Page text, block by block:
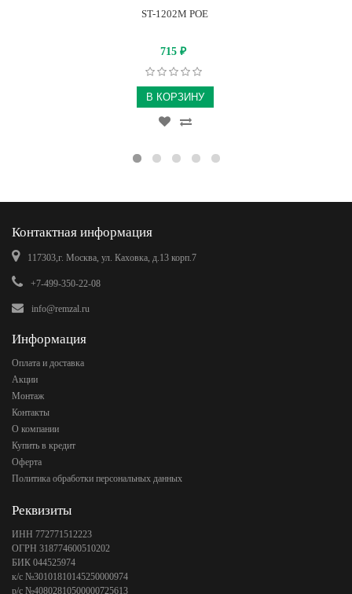
ST-1202M POE
715 ₽
В КОРЗИНУ
Контактная информация
117303,г. Москва, ул. Каховка, д.13 корп.7
+7-499-350-22-08
info@remzal.ru
Информация
Оплата и доставка
Акции
Монтаж
Контакты
О компании
Купить в кредит
Оферта
Политика обработки персональных данных
Реквизиты
ИНН 772771512223
ОГРН 318774600510202
БИК 044525974
к/с №30101810145250000974
р/с №40802810500000725613